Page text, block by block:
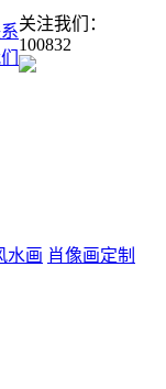
关注我们：
100832
水画 肖像画定制